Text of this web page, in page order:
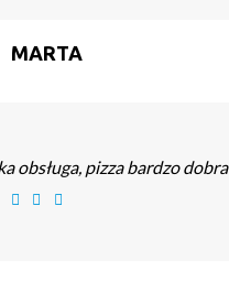
MARTA
obsługa, pizza bardzo dobra